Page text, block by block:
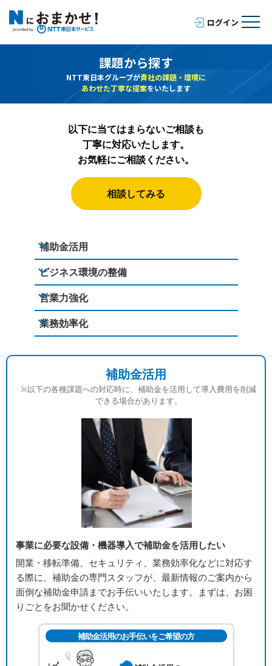
課題から探す
NTT東日本グループが貴社の課題・環境に
あわせた丁寧な提案をいたします
以下に当てはまらないご相談も
丁寧に対応いたします。
お気軽にご相談ください。
相談してみる
補助金活用
ビジネス環境の整備
営業力強化
業務効率化
補助金活用
※以下の各種課題への対応時に、補助金を活用して導入費用を削減
できる場合があります。
事業に必要な設備・機器導入で補助金を活用したい
開業・移転準備、セキュリティ、業務効率化などに対応す
る際に、補助金の専門スタッフが、最新情報のご案内から
面倒な補助金申請までお手伝いいたします。まずは、お困
りごとをお聞かせください。
補助金活用のお手伝いをご希望の方